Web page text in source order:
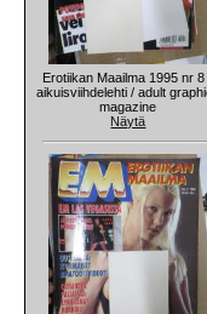
Erotiikan Maailma 1995 nr
aikuisviihdelehti / adult
magazine
Näytä